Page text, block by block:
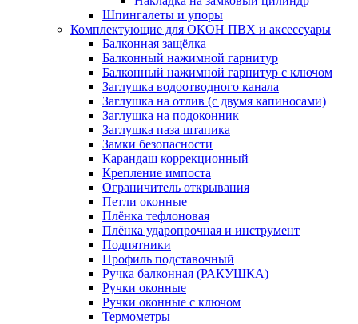
Шпингалеты и упоры
Комплектующие для ОКОН ПВХ и аксессуары
Балконная защёлка
Балконный нажимной гарнитур
Балконный нажимной гарнитур с ключом
Заглушка водоотводного канала
Заглушка на отлив (с двумя капиносами)
Заглушка на подоконник
Заглушка паза штапика
Замки безопасности
Карандаш коррекционный
Крепление импоста
Ограничитель открывания
Петли оконные
Плёнка тефлоновая
Плёнка ударопрочная и инструмент
Подпятники
Профиль подставочный
Ручка балконная (РАКУШКА)
Ручки оконные
Ручки оконные с ключом
Термометры